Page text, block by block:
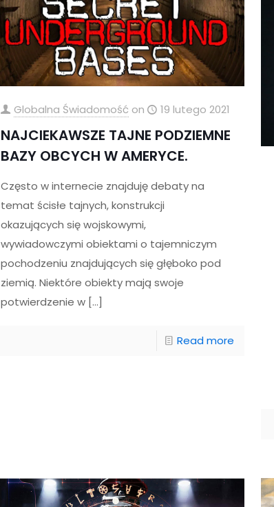
Globalna Świadomość on 19 lutego 2021
NAJCIEKAWSZE TAJNE PODZIEMNE
BAZY OBCYCH W AMERYCE.
Często w internecie znajduję debaty na
temat ścisłe tajnych, konstrukcji
okazujących się wojskowymi,
wywiadowczymi obiektami o tajemniczym
pochodzeniu znajdujących się głęboko pod
ziemią. Niektóre obiekty mają swoje
potwierdzenie w[…]
Read more